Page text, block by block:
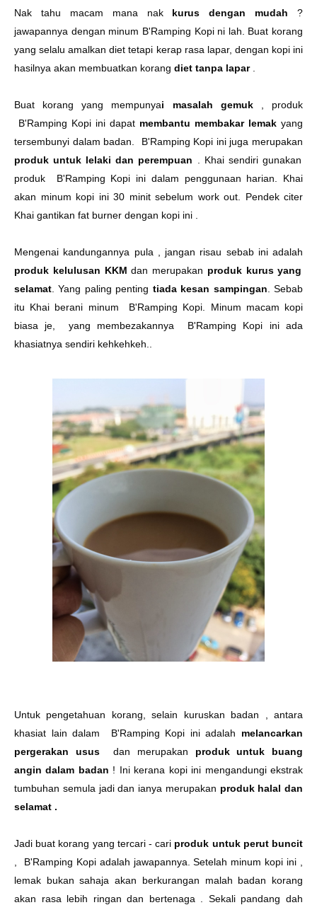
Nak tahu macam mana nak kurus dengan mudah ?
jawapannya dengan minum B'Ramping Kopi ni lah. Buat korang
yang selalu amalkan diet tetapi kerap rasa lapar, dengan kopi ini
hasilnya akan membuatkan korang diet tanpa lapar.
Buat korang yang mempunyai masalah gemuk, produk
B'Ramping Kopi ini dapat membantu membakar lemak yang
tersembunyi dalam badan. B'Ramping Kopi ini juga merupakan
produk untuk lelaki dan perempuan . Khai sendiri gunakan
produk B'Ramping Kopi ini dalam penggunaan harian. Khai
akan minum kopi ini 30 minit sebelum work out. Pendek citer
Khai gantikan fat burner dengan kopi ini .
Mengenai kandungannya pula , jangan risau sebab ini adalah
produk kelulusan KKM dan merupakan produk kurus yang
selamat . Yang paling penting tiada kesan sampingan . Sebab
itu Khai berani minum B'Ramping Kopi. Minum macam kopi
biasa je, yang membezakannya B'Ramping Kopi ini ada
khasiatnya sendiri kehkehkeh..
Untuk pengetahuan korang, selain kuruskan badan , antara
khasiat lain dalam B'Ramping Kopi ini adalah melancarkan
pergerakan ususdan merupakan produk untuk buang
angin dalam badan ! Ini kerana kopi ini mengandungi ekstrak
tumbuhan semula jadi dan ianya merupakan produk halal dan
selamat .
Jadi buat korang yang tercari - cari produk untuk perut buncit
, B'Ramping Kopi adalah jawapannya. Setelah minum kopi ini ,
lemak bukan sahaja akan berkurangan malah badan korang
akan rasa lebih ringan dan bertenaga . Sekali pandang dah